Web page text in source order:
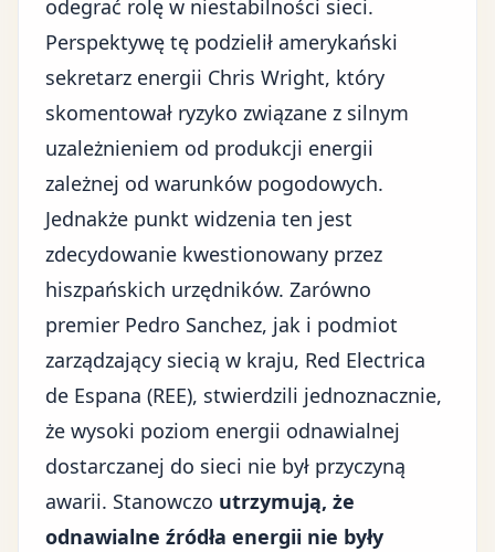
odegrać rolę w niestabilności sieci.
Perspektywę tę podzielił amerykański
sekretarz energii Chris Wright, który
skomentował ryzyko związane z silnym
uzależnieniem od produkcji energii
zależnej od warunków pogodowych.
Jednakże punkt widzenia ten jest
zdecydowanie kwestionowany przez
hiszpańskich urzędników. Zarówno
premier Pedro Sanchez, jak i podmiot
zarządzający siecią w kraju, Red Electrica
de Espana (REE), stwierdzili jednoznacznie,
że wysoki poziom energii odnawialnej
dostarczanej do sieci nie był przyczyną
awarii. Stanowczo utrzymują, że
odnawialne źródła energii nie były